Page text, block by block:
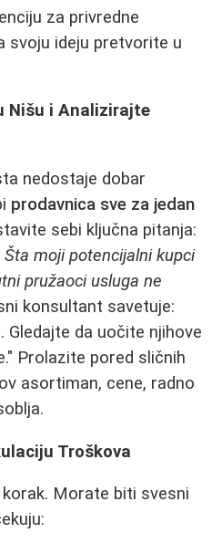
za privredne
svoju ideju pretvorite u
Nišu i Analizirajte
nedostaje dobar
prodavnica sve za jedan
sebi ključna pitanja:
moji potencijalni kupci
pružaoci usluga ne
konsultant savetuje:
Gledajte da uočite njihove
Prolazite pored sličnih
asortiman, cene, radno
Troškova
Morate biti svesni